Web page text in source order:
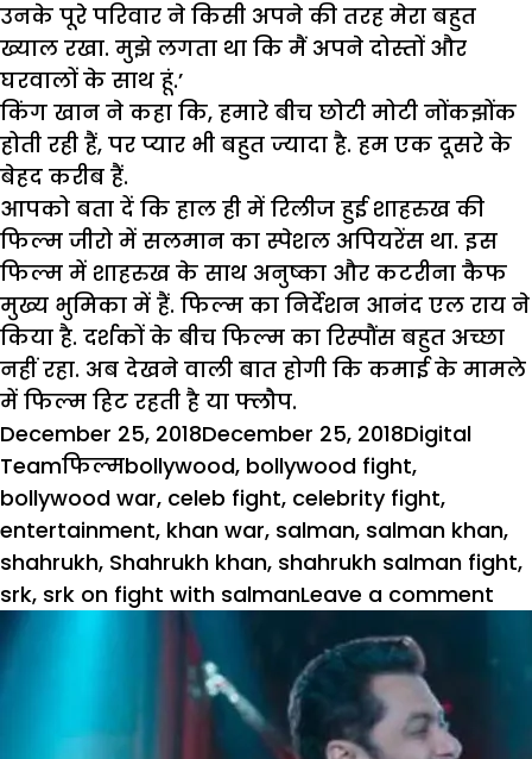
उनके पूरे परिवार ने किसी अपने की तरह मेरा बहुत
ख्याल रखा. मुझे लगता था कि मैं अपने दोस्तों और
घरवालों के साथ हूं.’
किंग खान ने कहा कि, हमारे बीच छोटी मोटी नोंकझोंक
होती रही हैं, पर प्यार भी बहुत ज्यादा है. हम एक दूसरे के
बेहद करीब हैं.
आपको बता दें कि हाल ही में रिलीज हुई शाहरुख की
फिल्म जीरो में सलमान का स्पेशल अपियरेंस था. इस
फिल्म में शाहरुख के साथ अनुष्का और कटरीना कैफ
मुख्य भुमिका में हैं. फिल्म का निर्देशन आनंद एल राय ने
किया है. दर्शकों के बीच फिल्म का रिस्पौंस बहुत अच्छा
नहीं रहा. अब देखने वाली बात होगी कि कमाई के मामले
में फिल्म हिट रहती है या फ्लौप.
Posted
on
December 25, 2018December 25, 2018Author
Digital
TeamCategories
फिल्मTags
bollywood, bollywood fight,
bollywood war, celeb fight, celebrity fight,
entertainment, khan war, salman, salman khan,
shahrukh, Shahrukh khan, shahrukh salman fight,
srk, srk on fight with salmanLeave a comment